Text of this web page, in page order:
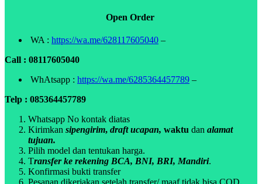
Open Order
WA : https://wa.me/628117605040 –
Call : 08117605040
WhAtsapp : https://wa.me/6285364457789 –
Telp : 085364457789
Whatsapp No kontak diatas
Kirimkan sipengirim, draft ucapan, waktu dan alamat
tujuan.
Pilih model dan tentukan harga.
Transfer ke rekening BCA, BNI, BRI, Mandiri.
Konfirmasi bukti transfer
Pesanan dikerjakan setelah transfer/ maaf tidak bisa COD.